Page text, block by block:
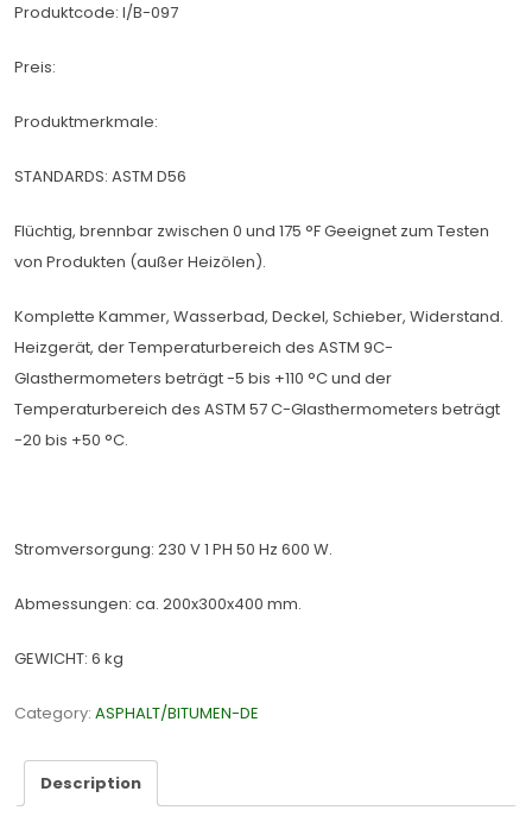
Produktcode: I/B-097
Preis:
Produktmerkmale:
STANDARDS: ASTM D56
Flüchtig, brennbar zwischen 0 und 175 °F Geeignet zum Testen
von Produkten (außer Heizölen).
Komplette Kammer, Wasserbad, Deckel, Schieber, Widerstand.
Heizgerät, der Temperaturbereich des ASTM 9C-
Glasthermometers beträgt -5 bis +110 °C und der
Temperaturbereich des ASTM 57 C-Glasthermometers beträgt
-20 bis +50 °C.
Stromversorgung: 230 V 1 PH 50 Hz 600 W.
Abmessungen: ca. 200x300x400 mm.
GEWICHT: 6 kg
Category: ASPHALT/BITUMEN-DE
Description